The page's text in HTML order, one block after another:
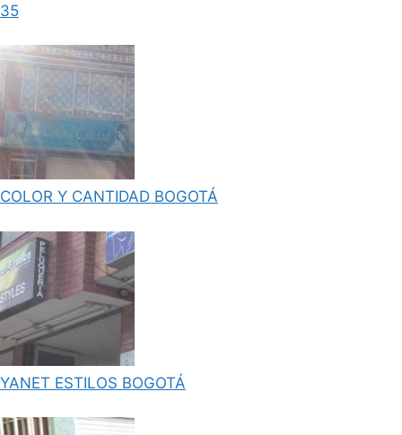
35
COLOR Y CANTIDAD BOGOTÁ
YANET ESTILOS BOGOTÁ